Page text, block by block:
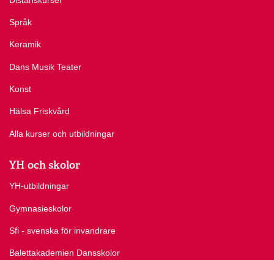
Språk
Keramik
Dans Musik Teater
Konst
Hälsa Friskvård
Alla kurser och utbildningar
YH och skolor
YH-utbildningar
Gymnasieskolor
Sfi - svenska för invandrare
Balettakademien Dansskolor